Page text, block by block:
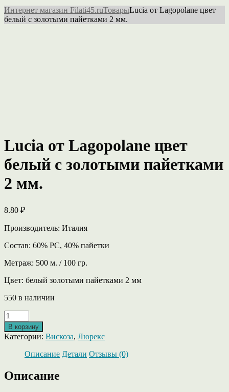
Интернет магазин Filati45.ruТоварыLucia от Lagopolane цвет
белый с золотыми пайетками 2 мм.
Lucia от Lagopolane цвет
белый с золотыми пайетками
2 мм.
8.80 ₽
Производитель: Италия
Состав: 60% РС, 40% пайетки
Метраж: 500 м. / 100 гр.
Цвет: белый золотыми пайетками 2 мм
550 в наличии
Количество
товара
Lucia
от
Lagopolane
белый
с
В корзину
Категории: Вискоза, Люрекс
Описание Детали Отзывы (0)
Описание